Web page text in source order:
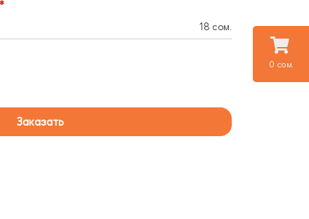
0 сом.
18 сом.
Заказать